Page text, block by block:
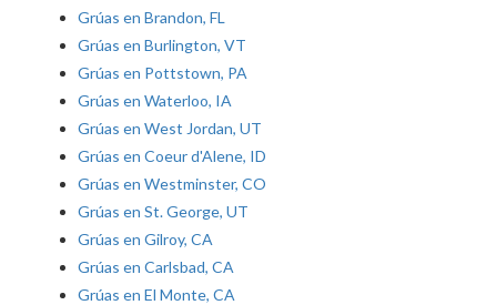
Grúas en Brandon, FL
Grúas en Burlington, VT
Grúas en Pottstown, PA
Grúas en Waterloo, IA
Grúas en West Jordan, UT
Grúas en Coeur d'Alene, ID
Grúas en Westminster, CO
Grúas en St. George, UT
Grúas en Gilroy, CA
Grúas en Carlsbad, CA
Grúas en El Monte, CA